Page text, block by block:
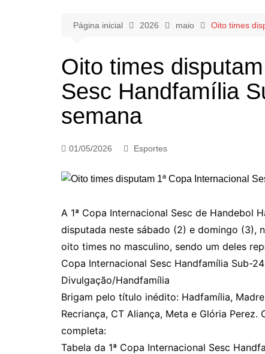
Página inicial 2026 maio Oito times
Oito times
Sesc Handfamília
semana
01/05/2026 Esportes
A 1ª Copa Internacional Sesc de Handebol
disputada neste sábado (2) e domingo (3),
oito times no masculino, sendo um deles
Copa Internacional Sesc Handfamília Sub-24
Divulgação/Handfamília
Brigam pelo título inédito: Hadfamília,
Recriança, CT Aliança, Meta e Glória
completa:
Tabela da 1ª Copa Internacional Sesc